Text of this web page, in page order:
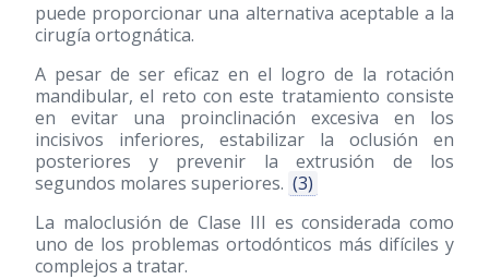
puede proporcionar una alternativa aceptable a la
cirugía ortognática.
A pesar de ser eficaz en el logro de la rotación
mandibular, el reto con este tratamiento consiste
en evitar una proinclinación excesiva en los
incisivos inferiores, estabilizar la oclusión en
posteriores y prevenir la extrusión de los
segundos molares superiores. (3)
La maloclusión de Clase III es considerada como
uno de los problemas ortodónticos más difíciles y
complejos a tratar.